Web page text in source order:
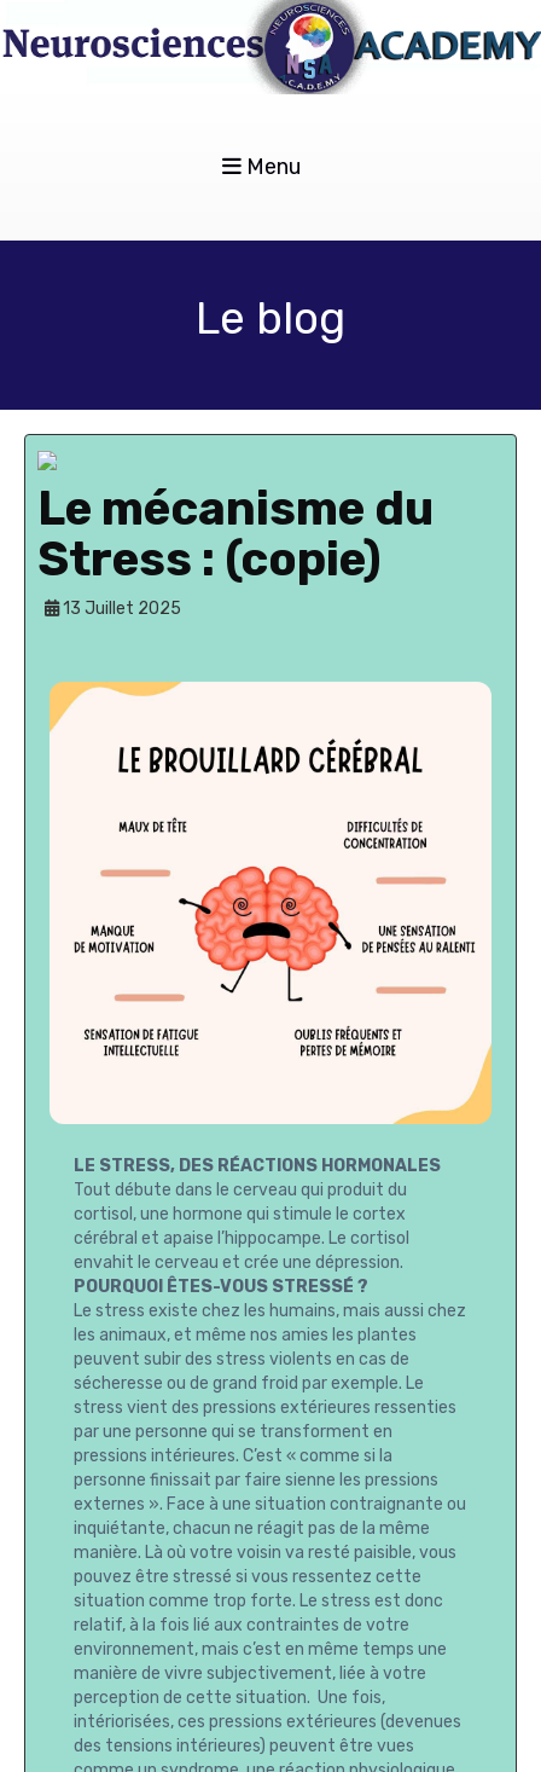
Menu
Le blog
Le mécanisme du
Stress : (copie)
13 Juillet 2025
LE STRESS, DES RÉACTIONS HORMONALES
Tout débute dans le cerveau qui produit du
cortisol, une hormone qui stimule le cortex
cérébral et apaise l’hippocampe. Le cortisol
envahit le cerveau et crée une dépression.
POURQUOI ÊTES-VOUS STRESSÉ ?
Le stress existe chez les humains, mais aussi chez
les animaux, et même nos amies les plantes
peuvent subir des stress violents en cas de
sécheresse ou de grand froid par exemple. Le
stress vient des pressions extérieures ressenties
par une personne qui se transforment en
pressions intérieures. C’est « comme si la
personne finissait par faire sienne les pressions
externes ». Face à une situation contraignante ou
inquiétante, chacun ne réagit pas de la même
manière. Là où votre voisin va resté paisible, vous
pouvez être stressé si vous ressentez cette
situation comme trop forte. Le stress est donc
relatif, à la fois lié aux contraintes de votre
environnement, mais c’est en même temps une
manière de vivre subjectivement, liée à votre
perception de cette situation. Une fois,
intériorisées, ces pressions extérieures (devenues
des tensions intérieures) peuvent être vues